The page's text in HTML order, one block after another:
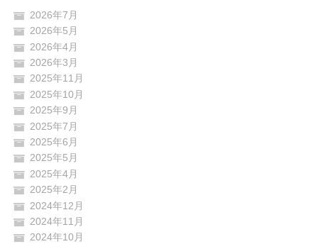
2026年7月
2026年5月
2026年4月
2026年3月
2025年11月
2025年10月
2025年9月
2025年7月
2025年6月
2025年5月
2025年4月
2025年2月
2024年12月
2024年11月
2024年10月